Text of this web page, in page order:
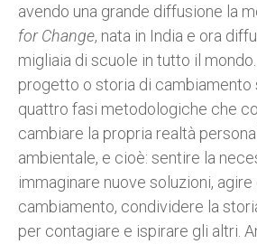
avendo una grande diffusione la
for Change, nata in India e ora
migliaia di scuole in tutto il
progetto o storia di cambiamento
quattro fasi metodologiche che
cambiare la propria realtà
ambientale, e cioè: sentire la
immaginare nuove soluzioni,
cambiamento, condividere la
per contagiare e ispirare gli altri.